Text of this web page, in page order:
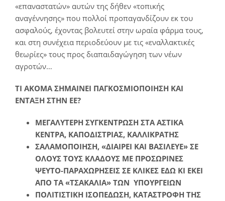
«επαναστατών» αυτών της δήθεν «τοπικής
αναγέννησης» που πολλοί προπαγανδίζουν εκ του
ασφαλούς, έχοντας βολευτεί στην ωραία φάρμα τους,
και στη συνέχεια περιοδεύουν με τις «εναλλακτικές
θεωρίες» τους προς διαπαιδαγώγηση των νέων
αγροτών…
ΤΙ ΑΚΟΜΑ ΣΗΜΑΙΝΕΙ ΠΑΓΚΟΣΜΙΟΠΟΙΗΣΗ ΚΑΙ
ΕΝΤΑΞΗ ΣΤΗΝ ΕΕ?
ΜΕΓΑΛΥΤΕΡΗ ΣΥΓΚΕΝΤΡΩΣΗ ΣΤΑ ΑΣΤΙΚΑ
ΚΕΝΤΡΑ, ΚΑΠΟΔΙΣΤΡΙΑΣ, ΚΑΛΛΙΚΡΑΤΗΣ
ΣΑΛΑΜΟΠΟΙΗΣΗ, «ΔΙΑΙΡΕΙ ΚΑΙ ΒΑΣΙΛΕΥΕ» ΣΕ
ΟΛΟΥΣ ΤΟΥΣ ΚΛΑΔΟΥΣ ΜΕ ΠΡΟΣΩΡΙΝΕΣ
ΨΕΥΤΟ-ΠΑΡΑΧΩΡΗΣΕΙΣ ΣΕ ΚΛΙΚΕΣ ΕΔΩ ΚΙ ΕΚΕΙ
ΑΠΟ ΤΑ «ΤΣΑΚΑΛΙΑ» ΤΩΝ ΥΠΟΥΡΓΕΙΩΝ
ΠΟΛΙΤΙΣΤΙΚΗ ΙΣΟΠΕΔΩΣΗ, ΚΑΤΑΣΤΡΟΦΗ ΤΗΣ